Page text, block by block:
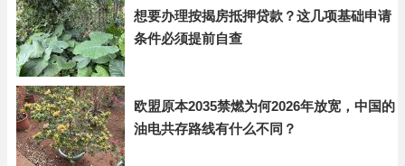
想要办理按揭房抵押贷款？这几项基础申请
条件必须提前自查
欧盟原本2035禁燃为何2026年放宽，中国的
油电共存路线有什么不同？